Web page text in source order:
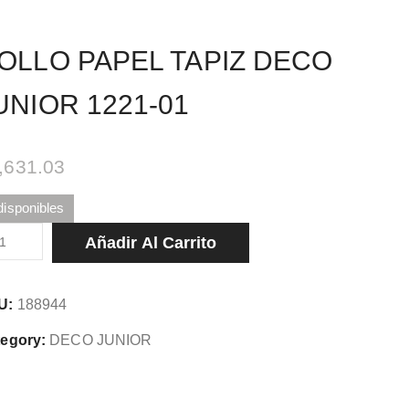
PAPEL TAPIZ DECO
1221-01
Añadir Al Carrito
188944
DECO JUNIOR